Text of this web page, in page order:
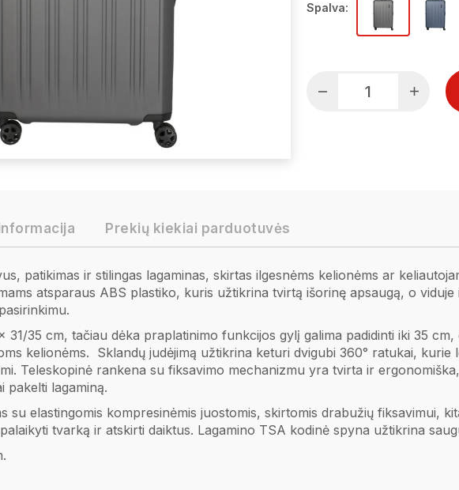
Spalva:
Prekių kiekiai parduotuvės
patikimas ir stilingas lagaminas, skirtas ilgesnėms kelionėms ar
atsparaus ABS plastiko, kuris užtikrina tvirtą išorinę apsaugą, o
31/35 cm, tačiau dėka praplatinimo funkcijos gylį galima padidinti iki 35 cm,
kelionėms. Sklandų judėjimą užtikrina keturi dvigubi 360° ratukai, kurie
Teleskopinė rankena su fiksavimo mechanizmu yra tvirta ir
pakelti lagaminą.
su elastingomis kompresinėmis juostomis, skirtomis drabužių fiksavimui,
tvarką ir atskirti daiktus. Lagamino TSA kodinė spyna užtikrina